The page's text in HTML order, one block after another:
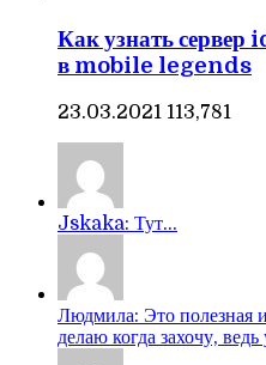
Как узнать сервер
в mobile legends
23.03.2021 113,781
Jskaka: Тут...
Людмила: Это
делаю когда захочу,